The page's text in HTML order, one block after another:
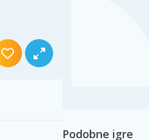
Podobne igre